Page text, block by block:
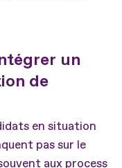
un
de
en situation
pas sur le
aux process